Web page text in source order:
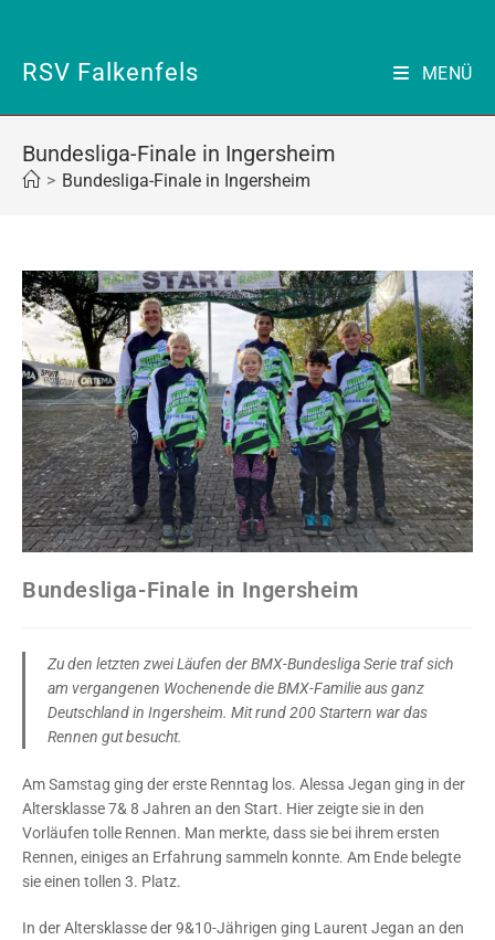
springen
RSV Falkenfels MENÜ
Bundesliga-Finale in Ingersheim
> Bundesliga-Finale in Ingersheim
Bundesliga-Finale in Ingersheim
Zu den letzten zwei Läufen der BMX-Bundesliga Serie traf sich
am vergangenen Wochenende die BMX-Familie aus ganz
Deutschland in Ingersheim. Mit rund 200 Startern war das
Rennen gut besucht.
Am Samstag ging der erste Renntag los. Alessa Jegan ging in der
Altersklasse 7& 8 Jahren an den Start. Hier zeigte sie in den
Vorläufen tolle Rennen. Man merkte, dass sie bei ihrem ersten
Rennen, einiges an Erfahrung sammeln konnte. Am Ende belegte
sie einen tollen 3. Platz.
In der Altersklasse der 9&10-Jährigen ging Laurent Jegan an den